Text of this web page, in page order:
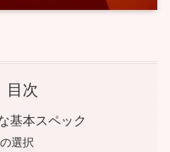
目次
基本スペック
選択